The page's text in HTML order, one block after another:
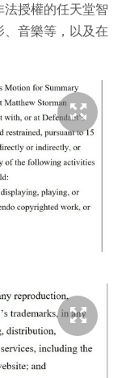
授權的任天堂智
音樂等，以及在